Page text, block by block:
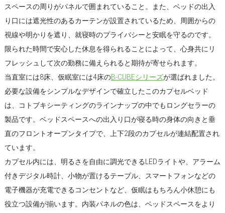
スペースの周りがパネルで囲まれていること。また、ベッドの出入
り口には遮光性のあるカーテンが設置されているため、周囲からの
視線や明かりを遮り、就寝時のプライバシーと安眠を守るのです。
限られた時間で安心した休息を得られることによって、心身共にリ
フレッシュして次の勤務に備えられると期待が寄せられます。
当直室には8床、仮眠室には4床のB-CUBEシリーズが選ばれました。
必要な設備をシンプルなデザインで確立したこのカプセルベッド
は、コトブキシーティングのラインナップの中でもロングセラーの
製品です。ベッドスペースへの出入り口が寝る時の身体の向きと垂
直のフロントオープンタイプで、上下2段のカプセルが連結配置され
ています。
カプセル内には、明るさを自由に調光できるLEDライトや、アラーム
付きデジタル時計、小物が置けるテーブル、スマートフォンなどの
電子機器が充電できるコンセントなど、仮眠はもちろん小休憩にも
役立つ設備が揃います。内装パネルの色は、ベッドスペースをより